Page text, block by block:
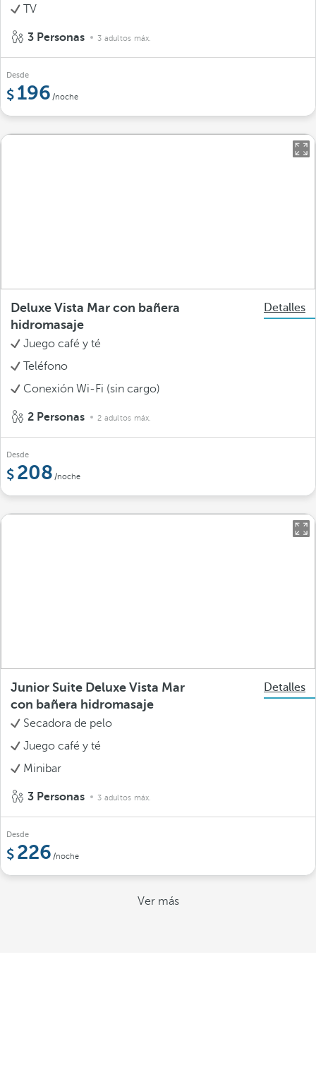
TV
3 Personas 3 adultos máx.
Desde
196 /noche
Deluxe Vista Mar con bañera
hidromasaje
Detalles
Juego café y té
Teléfono
Conexión Wi-Fi (sin cargo)
2 Personas 2 adultos máx.
Desde
208 /noche
Junior Suite Deluxe Vista Mar
con bañera hidromasaje
Detalles
Secadora de pelo
Juego café y té
Minibar
3 Personas 3 adultos máx.
Desde
226 /noche
Ver más